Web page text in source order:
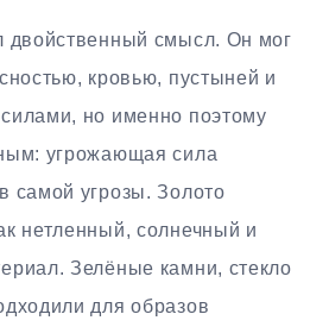
двойственный смысл. Он мог
кровью, пустыней и
но именно поэтому
угрожающая сила
самой угрозы. Золото
нетленный, солнечный и
Зелёные камни, стекло
для образов